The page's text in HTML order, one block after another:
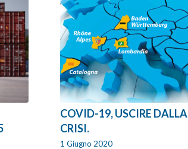
COVID-19, USCIRE DALLA
CRISI.
1 Giugno 2020